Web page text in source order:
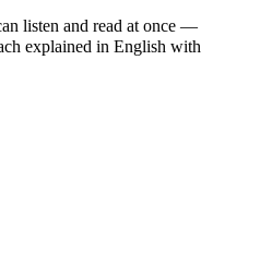
listen and read at once —
explained in English with